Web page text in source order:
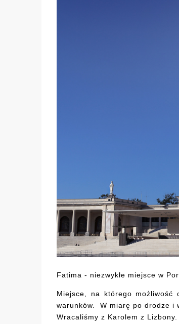
Fatima - niezwykłe miejsce w
Miejsce, na którego możliwość
warunków. W miarę po drodze i
Wracaliśmy z Karolem z